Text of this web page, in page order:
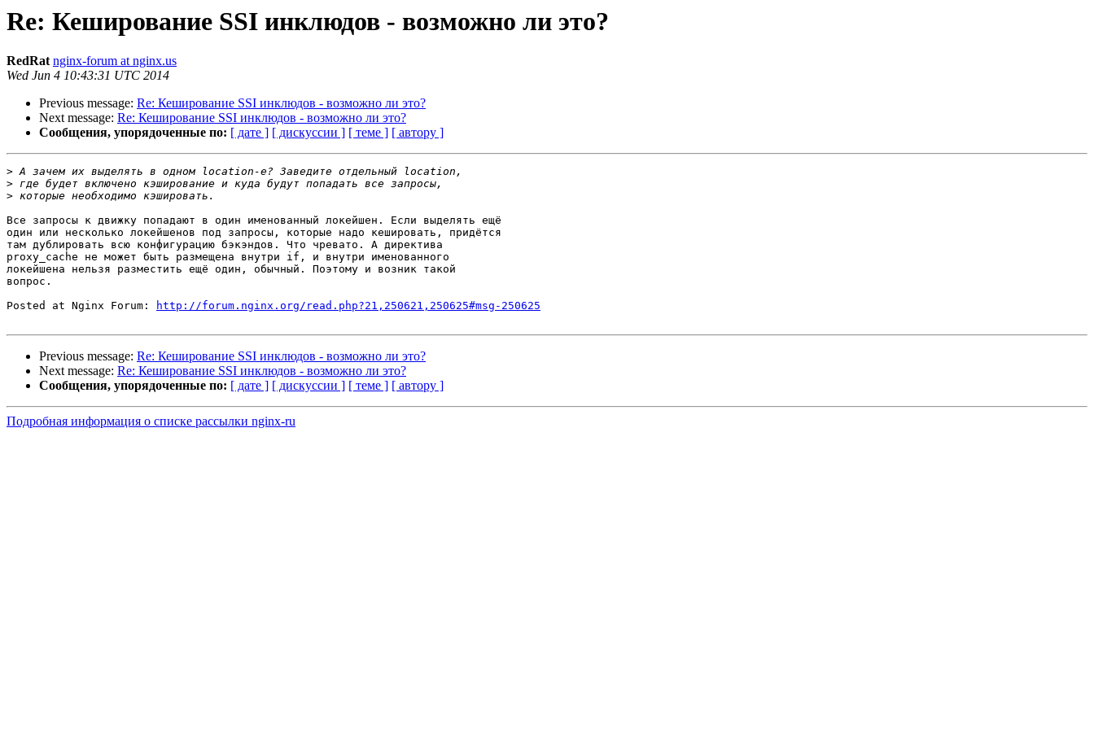
Re: Кеширование SSI инклюдов - возможно ли это?
RedRat nginx-forum at nginx.us
Wed Jun 4 10:43:31 UTC 2014
Previous message: Re: Кеширование SSI инклюдов - возможно ли это?
Next message: Re: Кеширование SSI инклюдов - возможно ли это?
Сообщения, упорядоченные по: [ дате ] [ дискуссии ] [ теме ] [ автору ]
>
>
>
Все запросы к движку попадают в один именованный локейшен. Если выделять ещё
один или несколько локейшенов под запросы, которые надо кешировать, придётся
там дублировать всю конфигурацию бэкэндов. Что чревато. А директива
proxy_cache не может быть размещена внутри if, и внутри именованного
локейшена нельзя разместить ещё один, обычный. Поэтому и возник такой
вопрос.
Posted at Nginx Forum:
http://forum.nginx.org/read.php?21,250621,250625#msg-250625
Previous message: Re: Кеширование SSI инклюдов - возможно ли это?
Next message: Re: Кеширование SSI инклюдов - возможно ли это?
Сообщения, упорядоченные по: [ дате ] [ дискуссии ] [ теме ] [ автору ]
Подробная информация о списке рассылки nginx-ru